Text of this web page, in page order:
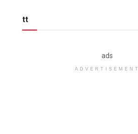
tt
ads
ADVERTISEMENT